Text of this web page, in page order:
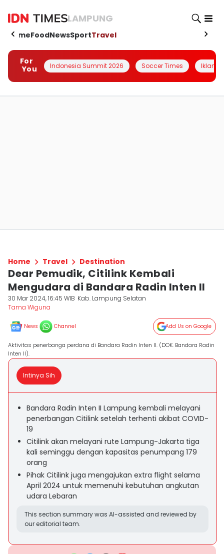
LAMPUNG
HomeFoodNewsSportTravel
For
You
Indonesia Summit 2026 Soccer Times Iklanin
Home Travel Destination
Dear Pemudik, Citilink Kembali
Mengudara di Bandara Radin Inten II
30 Mar 2024, 16:45 WIB Kab. Lampung Selatan
Tama Wiguna
News Channel Add Us on Google
Aktivitas penerbanga perdana di Bandara Radin Inten II. (DOK. Bandara Radin
Inten II).
Intinya Sih
Bandara Radin Inten II Lampung kembali melayani
penerbangan Citilink setelah terhenti akibat COVID-
19
Citilink akan melayani rute Lampung-Jakarta tiga
kali seminggu dengan kapasitas penumpang 179
orang
Pihak Citilink juga mengajukan extra flight selama
April 2024 untuk memenuhi kebutuhan angkutan
udara Lebaran
This section summary was AI-assisted and reviewed by
our editorial team.